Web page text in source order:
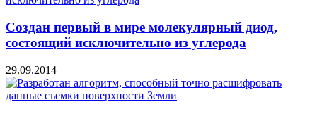
Создан первый в мире молекулярный диод,
состоящий исключительно из углерода
29.09.2014